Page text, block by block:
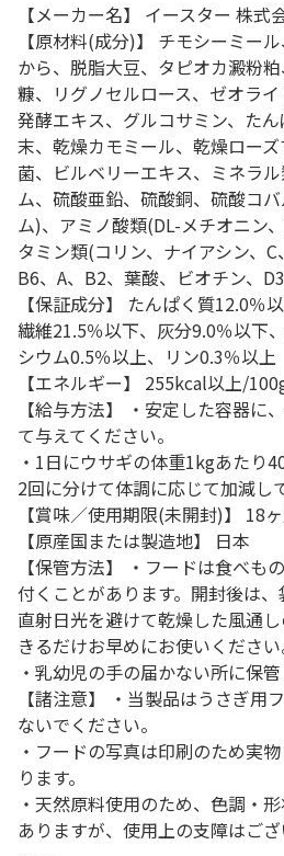
【メーカー名】 イースター 株式
【原材料(成分)】 チモシーミー
から、脱脂大豆、タピオカ澱粉
糠、リグノセルロース、ゼオラ
発酵エキス、グルコサミン、た
末、乾燥カモミール、乾燥ロー
菌、ビルベリーエキス、ミネラ
ム、硫酸亜鉛、硫酸銅、硫酸コ
ム)、アミノ酸類(DL-メチオニン
タミン類(コリン、ナイアシン、C
B6、A、B2、葉酸、ビオチン、
【保証成分】 たんぱく質12.0％
繊維21.5％以下、灰分9.0％以下
シウム0.5％以上、リン0.3％以上
【エネルギー】 255kcal以上/
【給与方法】 ・安定した容器に
て与えてください。
・1日にウサギの体重1kgあたり
2回に分けて体調に応じて加減し
【賞味／使用期限(未開封)】 18
【原産国または製造地】 日本
【保管方法】 ・フードは食べも
付くことがあります。開封後は、
直射日光を避けて乾燥した風通
きるだけお早めにお使いください
・乳幼児の手の届かない所に保管
【諸注意】 ・当製品はうさぎ用
ないでください。
・フードの写真は印刷のため実
ります。
・天然原料使用のため、色調・
ありますが、使用上の支障はござ